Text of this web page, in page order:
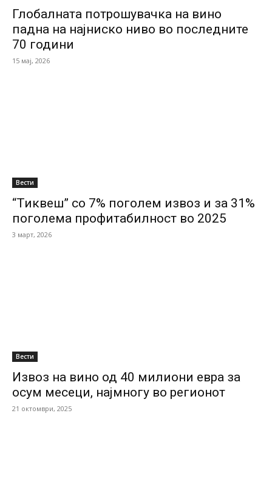
Глобалната потрошувачка на вино
падна на најниско ниво во последните
70 години
15 мај, 2026
Вести
“Тиквеш” со 7% поголем извоз и за 31%
поголема профитабилност во 2025
3 март, 2026
Вести
Извоз на вино од 40 милиони евра за
осум месеци, најмногу во регионот
21 октомври, 2025